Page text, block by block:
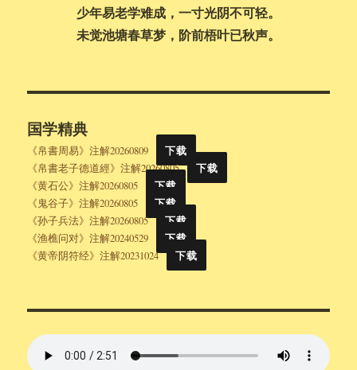
少年易老学难成，一寸光阴不可轻。
未觉池塘春草梦，阶前梧叶已秋声。
国学精典
《帛書周易》注解20260809
下载
《帛書老子德道經》注解20260805
下载
《黄石公》注解20260805
下载
《鬼谷子》注解20260805
下载
《孙子兵法》注解20260805
下载
《渔樵问对》注解20240529
下载
《黄帝阴符经》注解20231024
下载